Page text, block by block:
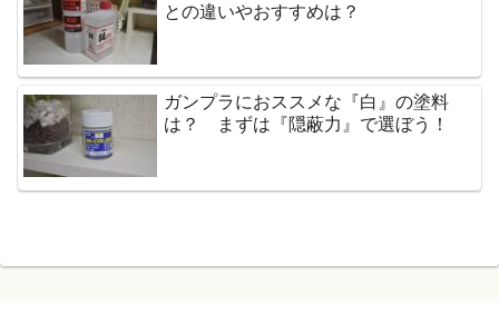
との違いやおすすめは？
ガンプラにおススメな『白』の塗料
は？ まずは『隠蔽力』で選ぼう！